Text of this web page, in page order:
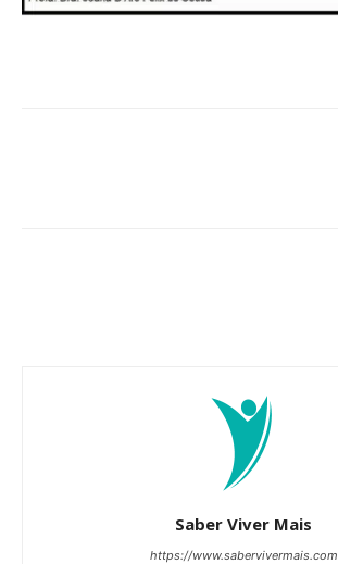
Saber Viver Mais
https://www.sabervivermais.com